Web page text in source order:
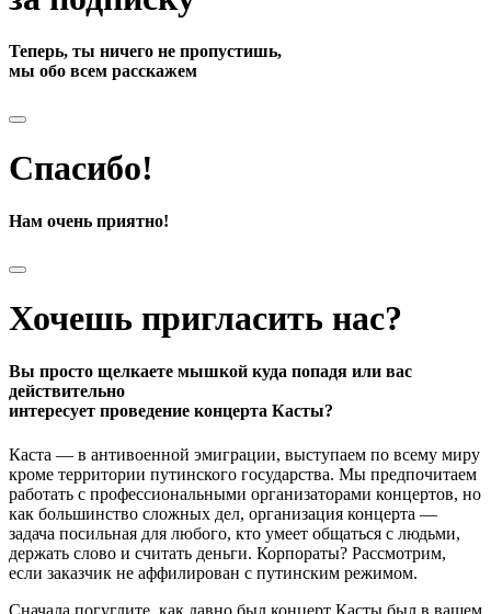
Теперь, ты ничего не пропустишь,
мы обо всем расскажем
Спасибо!
Нам очень приятно!
Хочешь пригласить нас?
Вы просто щелкаете мышкой куда попадя или вас
действительно
интересует проведение концерта Касты?
Каста — в антивоенной эмиграции, выступаем по всему миру
кроме территории путинского государства. Мы предпочитаем
работать с профессиональными организаторами концертов, но
как большинство сложных дел, организация концерта —
задача посильная для любого, кто умеет общаться с людьми,
держать слово и считать деньги. Корпораты? Рассмотрим,
если заказчик не аффилирован с путинским режимом.
Сначала погуглите, как давно был концерт Касты был в вашем